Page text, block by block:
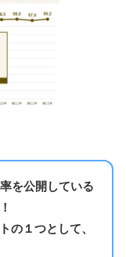
を公開している
の１つとして、